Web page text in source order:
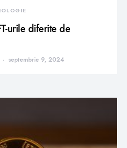
urile diferite de
septembrie 9, 2024